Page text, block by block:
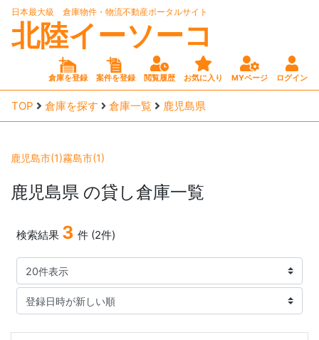
日本最大級 倉庫物件・物流不動産ポータルサイト
北陸イーソーコ
倉庫を登録 案件を登録 閲覧履歴 お気に入り MYページ ログイン
TOP 倉庫を探す 倉庫一覧 鹿児島県
鹿児島市(1)霧島市(1)
鹿児島県 の貸し倉庫一覧
検索結果 3 件 (2件)